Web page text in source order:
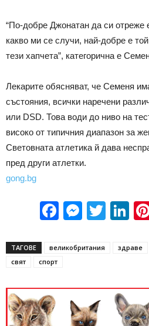
“По-добре Джонатан да си отреже
какво ми се случи, най-добре е
тези хапчета”, категорична е
Лекарите обясняват, че Семеня
състояния, всички наречени
или DSD. Това води до ниво на
високо от типичния диапазон за
Световната атлетика й дава
пред други атлетки.
gong.bg
Facebook
ТАГОВЕ великобритания здраве
свят
спорт